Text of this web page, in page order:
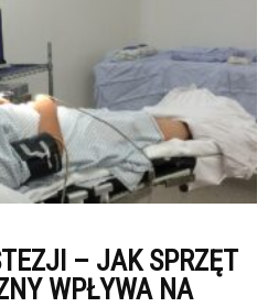
– JAK SPRZĘT
WPŁYWA NA